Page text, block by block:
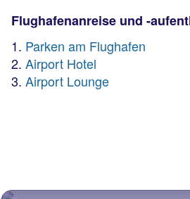
Flughafenanreise und -
Parken am Flughafen
Airport Hotel
Airport Lounge